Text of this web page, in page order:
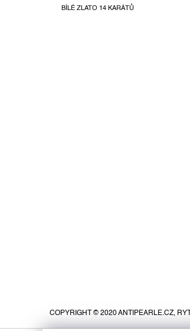
BÍLÉ ZLATO 14 KARÁTŮ
COPYRIGHT © 2020 ANTIPEARLE.CZ,